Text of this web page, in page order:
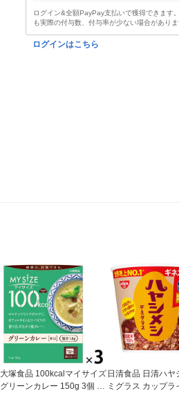
ログイン&全額PayPay支払いで獲得できます
も実際の付与数、付与率が少ない場合があり
ログインはこちら
大塚食品 100kcalマイサイズ
グリーンカレー 150g 3個 カ
日清食品 日清ハヤ
ミグラス カップラ